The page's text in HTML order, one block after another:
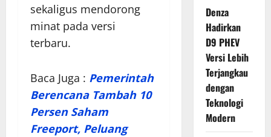
sekaligus mendorong
minat pada versi
terbaru.
Baca Juga : Pemerintah
Berencana Tambah 10
Persen Saham
Freeport, Peluang
Denza
Hadirkan
D9 PHEV
Versi Lebih
Terjangkau
dengan
Teknologi
Modern